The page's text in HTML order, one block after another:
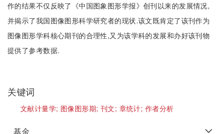
作的结果不仅反映了《中国图象图形学报》创刊以来的发展情况,
并揭示了我国图像图形科学研究者的现状.该文既肯定了该刊作为
图像图形学科核心期刊的合理性,又为该学科的发展和办好该刊物
提供了参考数据.
关键词
文献计量学; 图像图形期; 刊文; 章统计; 作者分析
基金